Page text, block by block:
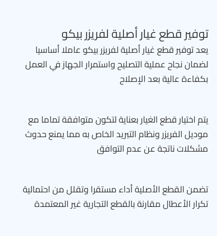
توفير قطع غيار أصلية لفريزر بيكو
يعد توفير قطع غيار أصلية لفريزر بيكو عاملا أساسيا
لضمان نجاح عملية التصليح واستمرار الجهاز في العمل
بكفاءة عالية بعد الإصلاح
يتم اختيار قطع الغيار بعناية لتكون متوافقة تماما مع
موديل الفريزر ونظام التبريد الخاص به مما يمنع حدوث
مشكلات ناتجة عن عدم التوافق
تضمن القطع الأصلية أداء مستقرا وتقلل من احتمالية
تكرار الأعطال مقارنة بالقطع التجارية غير المعتمدة